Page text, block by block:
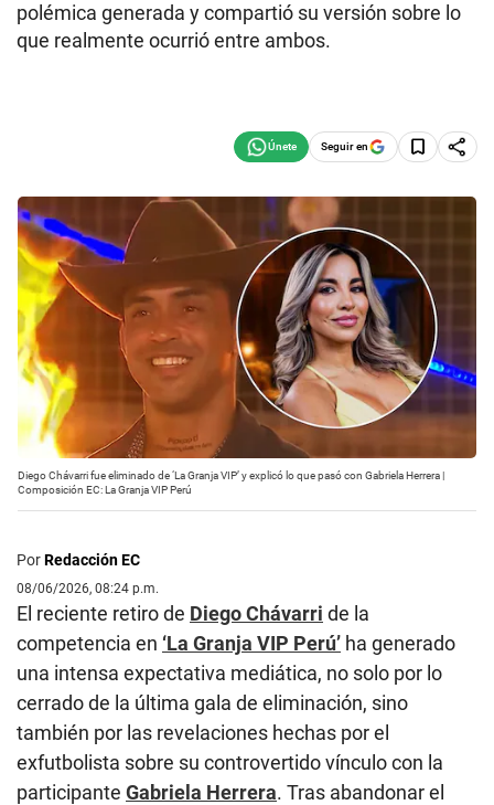
polémica generada y compartió su versión sobre lo
que realmente ocurrió entre ambos.
Seguir en
Diego Chávarri fue eliminado de ‘La Granja VIP’ y explicó lo que pasó con Gabriela Herrera |
Composición EC: La Granja VIP Perú
PorRedacción EC
08/06/2026, 08:24 p.m.
El reciente retiro de Diego Chávarri de la
competencia en ‘La Granja VIP Perú’ ha generado
una intensa expectativa mediática, no solo por lo
cerrado de la última gala de eliminación, sino
también por las revelaciones hechas por el
exfutbolista sobre su controvertido vínculo con la
participante Gabriela Herrera. Tras abandonar el